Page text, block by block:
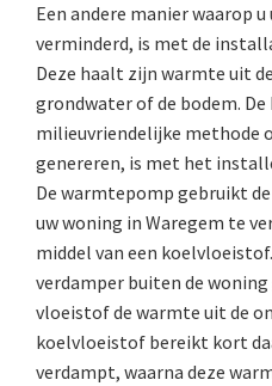
Een andere manier waarop
verminderd, is met de
Deze haalt zijn warmte uit
grondwater of de bodem. De
milieuvriendelijke methode
genereren, is met het
De warmtepomp gebruikt
uw woning in Waregem te
middel van een
verdamper buiten de
vloeistof de warmte uit de
koelvloeistof bereikt kort
verdampt, waarna deze